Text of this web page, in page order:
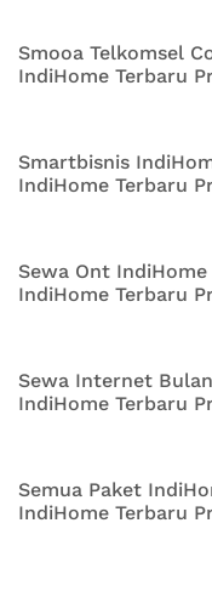
Smooa Telkomsel
IndiHome Terbaru
Smartbisnis
IndiHome Terbaru
Sewa Ont
IndiHome Terbaru
Sewa Internet
IndiHome Terbaru
Semua Paket
IndiHome Terbaru